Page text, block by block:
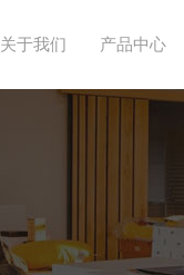
关于我们 产品中心